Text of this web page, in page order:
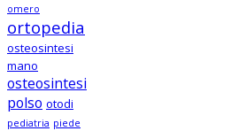
omero
ortopedia
osteosintesi
mano
osteosintesi
polso otodi
pediatria piede